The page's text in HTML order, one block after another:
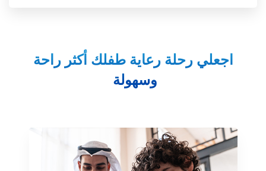
اجعلي رحلة رعاية طفلك أكثر راحة
وسهولة